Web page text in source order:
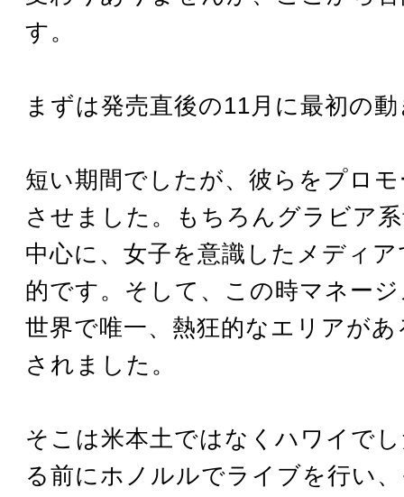
す。
まずは発売直後の11月に最初の
短い期間でしたが、彼らをプロ
させました。もちろんグラビア
中心に、女子を意識したメディ
的です。そして、この時マネー
世界で唯一、熱狂的なエリアが
されました。
そこは米本土ではなくハワイで
る前にホノルルでライブを行い